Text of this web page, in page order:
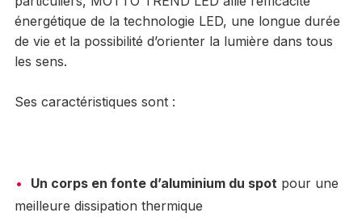
énergétique de la technologie LED, une longue durée
de vie et la possibilité d’orienter la lumière dans tous
les sens.
Ses caractéristiques sont :
Un corps en fonte d’aluminium du spotpour une
meilleure dissipation thermique